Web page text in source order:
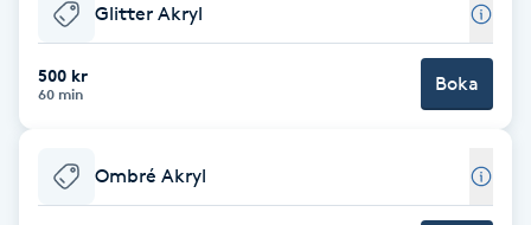
Bottenfärg
Brynfärgning
Glitter Akryl
500 kr
60 min Boka
Ombré Akryl